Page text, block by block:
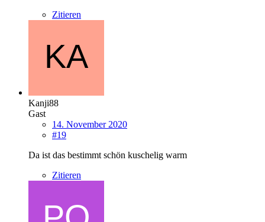
Zitieren
Kanji88
Gast
14. November 2020
#19
Da ist das bestimmt schön kuschelig warm
Zitieren